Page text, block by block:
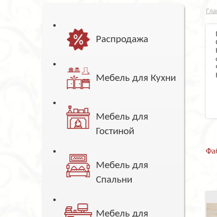
Распродажа
Мебель для Кухни
Мебель для
Гостиной
Мебель для
Спальни
Мебель для